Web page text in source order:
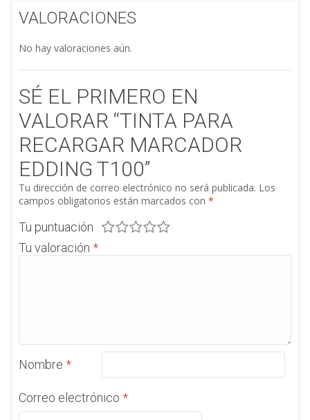
VALORACIONES
No hay valoraciones aún.
SÉ EL PRIMERO EN
VALORAR “TINTA PARA
RECARGAR MARCADOR
EDDING T100”
Tu dirección de correo electrónico no será publicada. Los
campos obligatorios están marcados con *
Tu puntuación
Tu valoración *
Nombre *
Correo electrónico *